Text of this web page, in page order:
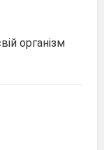
організм